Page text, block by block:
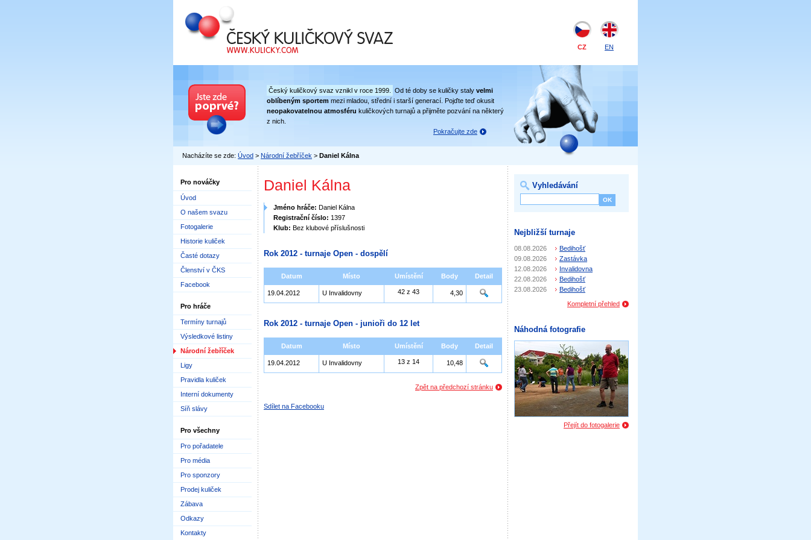
Český kuličkový svaz
CZ EN
Český kuličkový svaz vznikl v roce 1999. Od té doby se kuličky staly velmi
oblíbeným sportem mezi mladou, střední i starší generací. Pojďte teď okusit
neopakovatelnou atmosféru kuličkových turnajů a přijměte pozvání na některý
z nich.
Pokračujte zde
Nacházíte se zde: Úvod > Národní žebříček > Daniel Kálna
Pro nováčky
Úvod
O našem svazu
Fotogalerie
Historie kuliček
Časté dotazy
Členství v ČKS
Facebook
Pro hráče
Termíny turnajů
Výsledkové listiny
Národní žebříček
Ligy
Pravidla kuliček
Interní dokumenty
Síň slávy
Pro všechny
Pro pořadatele
Pro média
Pro sponzory
Prodej kuliček
Zábava
Odkazy
Kontakty
Daniel Kálna
Jméno hráče: Daniel Kálna
Registrační číslo: 1397
Klub: Bez klubové příslušnosti
Rok 2012 - turnaje Open - dospělí
Datum Místo Umístění Body Detail
19.04.2012 U Invalidovny 42 z 43 4,30
Rok 2012 - turnaje Open - junioři do 12 let
Datum Místo Umístění Body Detail
19.04.2012 U Invalidovny 13 z 14 10,48
Zpět na předchozí stránku
Sdílet na Facebooku
Vyhledávání
Nejbližší turnaje
08.08.2026
Bedihošť
09.08.2026
Zastávka
12.08.2026
Invalidovna
22.08.2026
Bedihošť
23.08.2026
Bedihošť
Kompletní přehled
Náhodná fotografie
Přejít do fotogalerie